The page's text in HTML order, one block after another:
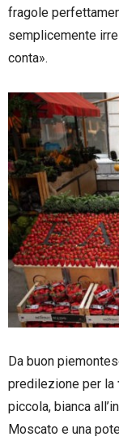
fragole
semplicemente
conta».
Da buon
predilezione per la
piccola, bianca
Moscato e una